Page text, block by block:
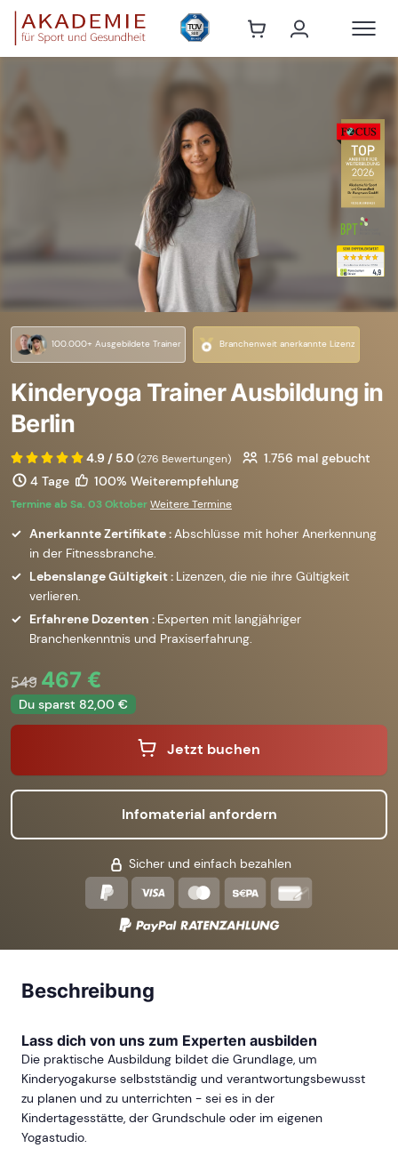
100.000+ Ausgebildete Trainer Branchenweit anerkannte Lizenz
Kinderyoga Trainer Ausbildung in
Berlin
4.9 / 5.0(276 Bewertungen) 1.756 mal gebucht
4 Tage
100% Weiterempfehlung
Termine ab Sa. 03 OktoberWeitere Termine
Anerkannte Zertifikate :Abschlüsse mit hoher Anerkennung
in der Fitnessbranche.
Lebenslange Gültigkeit : Lizenzen, die nie ihre Gültigkeit
verlieren.
Erfahrene Dozenten : Experten mit langjähriger
Branchenkenntnis und Praxiserfahrung.
549 467 €
Du sparst 82,00 €
Jetzt buchen
Infomaterial anfordern
Sicher und einfach bezahlen
Beschreibung
Lass dich von uns zum Experten ausbilden
Die praktische Ausbildung bildet die Grundlage, um
Kinderyogakurse selbstständig und verantwortungsbewusst
zu planen und zu unterrichten - sei es in der
Kindertagesstätte, der Grundschule oder im eigenen
Yogastudio.